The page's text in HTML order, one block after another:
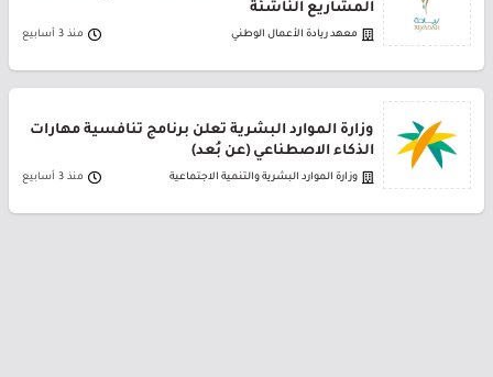
المشاريع الناشئة
معهد ريادة الأعمال الوطني منذ 3 أسابيع
وزارة الموارد البشرية تعلن برنامج تنافسية مهارات
الذكاء الاصطناعي (عن بُعد)
وزارة الموارد البشرية والتنمية الاجتماعية منذ 3 أسابيع